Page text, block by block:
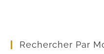
Rechercher Par